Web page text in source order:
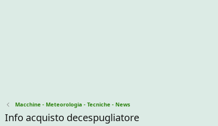
Macchine - Meteorologia - Tecniche - News
Info acquisto decespugliatore